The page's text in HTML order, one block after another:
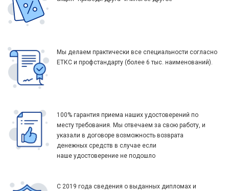
Мы делаем практически все специальности согласно
ЕТКС и профстандарту (более 6 тыс. наименований).
100% гарантия приема наших удостоверений по
месту требования. Мы отвечаем за свою работу, и
указали в договоре возможность возврата
денежных средств в случае если
наше удостоверение не подошло
С 2019 года сведения о выданных дипломах и